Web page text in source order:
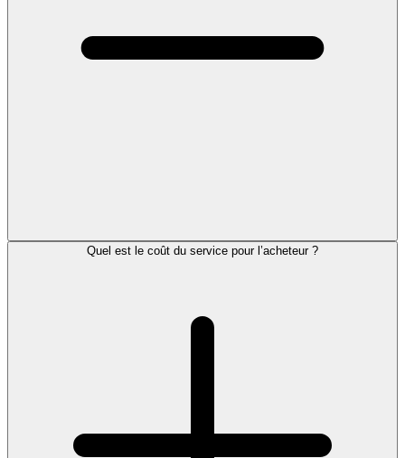
Quel est le coût du service pour l’acheteur ?